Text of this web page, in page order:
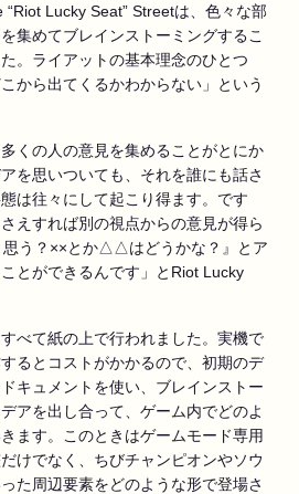
“Riot Lucky Seat” Streetは、色々な部
集めてブレインストーミングするこ
。ライアットの基本理念のひとつ
から出てくるかわからない」という
くの人の意見を集めることがとにか
を思いついても、それを誰にも話さ
は往々にして起こり得ます。です
えすれば別の視点からの意見が得ら
思う？××とか△△はどうかな？』とア
とができるんです」とRiot Lucky
べて紙の上で行われました。実機で
るとコストがかかるので、初期のデ
キュメントを使い、ブレインストー
アを出し合って、ゲーム内でどのよ
ます。このときはゲームモード専用
けでなく、ちびチャンピオンやソウ
た周辺要素をどのような形で登場さ